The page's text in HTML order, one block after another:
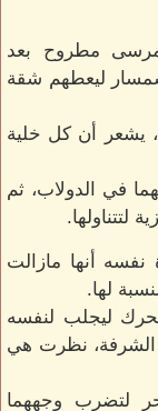
مرسى مطروح بعد
ليعطهم شقة
يشعر أن كل خلية
في الدولاب، ثم
لتتناولها.
أنها مازالت
لها.
ليجلب لنفسه
الشرفة، نظرت هي
لتضرب وجههما